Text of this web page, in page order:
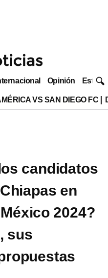
Opinión Estilo
VS SAN DIEGO FC
candidatos
en
2024?
sus